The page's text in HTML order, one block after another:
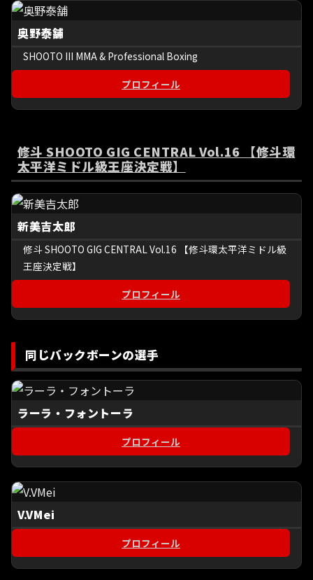
奥野泰舗
SHOOTO III MMA & Professional Boxing
プロフィール
修斗 SHOOTO GIG CENTRAL Vol.16 【修斗環
太平洋ミドル級王座決定戦】
新美吉太郎
修斗 SHOOTO GIG CENTRAL Vol.16 【修斗環太平洋ミドル級
王座決定戦】
プロフィール
同じバックボーンの選手
ラーラ・フォントーラ
プロフィール
V.VMei
プロフィール